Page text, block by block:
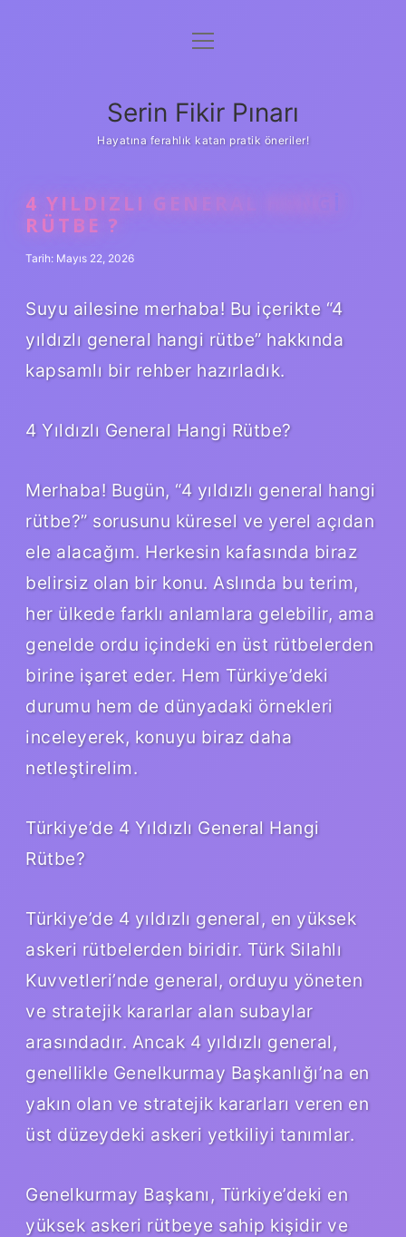
Gizlilik Politikası
Yasal Uyarı
menüyü
Serin Fikir Pınarı
Hayatına ferahlık katan pratik öneriler!
4 YILDIZLI GENERAL HANGI
RÜTBE ?
Tarih: Mayıs 22, 2026
Suyu ailesine merhaba! Bu içerikte “4
yıldızlı general hangi rütbe” hakkında
kapsamlı bir rehber hazırladık.
4 Yıldızlı General Hangi Rütbe?
Merhaba! Bugün, “4 yıldızlı general hangi
rütbe?” sorusunu küresel ve yerel açıdan
ele alacağım. Herkesin kafasında biraz
belirsiz olan bir konu. Aslında bu terim,
her ülkede farklı anlamlara gelebilir, ama
genelde ordu içindeki en üst rütbelerden
birine işaret eder. Hem Türkiye’deki
durumu hem de dünyadaki örnekleri
inceleyerek, konuyu biraz daha
netleştirelim.
Türkiye’de 4 Yıldızlı General Hangi
Rütbe?
Türkiye’de 4 yıldızlı general, en yüksek
askeri rütbelerden biridir. Türk Silahlı
Kuvvetleri’nde general, orduyu yöneten
ve stratejik kararlar alan subaylar
arasındadır. Ancak 4 yıldızlı general,
genellikle Genelkurmay Başkanlığı’na en
yakın olan ve stratejik kararları veren en
üst düzeydeki askeri yetkiliyi tanımlar.
Genelkurmay Başkanı, Türkiye’deki en
yüksek askeri rütbeye sahip kişidir ve